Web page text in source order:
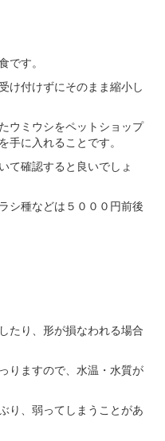
す。
け付けずにそのまま縮小し
ウミウシをペットショップ
に入れることです。
て確認すると良いでしょ
シ種などは５０００円前後
たり、形が損なわれる場合
りますので、水温・水質が
り、弱ってしまうことがあ